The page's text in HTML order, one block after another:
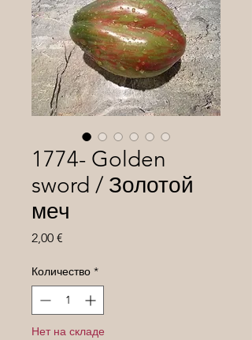
1774- Golden
sword / Золотой
меч
2,00 €
Количество *
Нет на складе